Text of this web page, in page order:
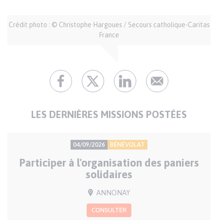
Auteur
Crédit photo : © Christophe Hargoues / Secours catholique-Caritas
France
LES DERNIÈRES MISSIONS POSTÉES
PRÉCISION
LA
DATE
04/09/2026
TYPE
BÉNÉVOLAT
Participer à l'organisation des paniers
solidaires
VILLE(S)
ANNONAY
CONSULTER